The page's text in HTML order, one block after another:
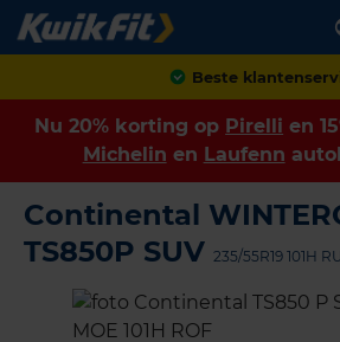
Achteraf
Nu 20% korting op Pirelli en
Michelin en Laufenn
Continental
TS850P SUV 235/55R19 101H